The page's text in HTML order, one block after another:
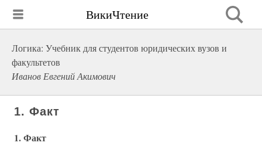
ВикиЧтение
Логика: Учебник для студентов юридических вузов и
факультетов
Иванов Евгений Акимович
1. Факт
1. Факт